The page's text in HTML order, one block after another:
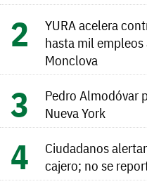
YURA acelera
hasta mil
Monclova
Pedro Almodóvar
Nueva York
Ciudadanos
cajero; no se